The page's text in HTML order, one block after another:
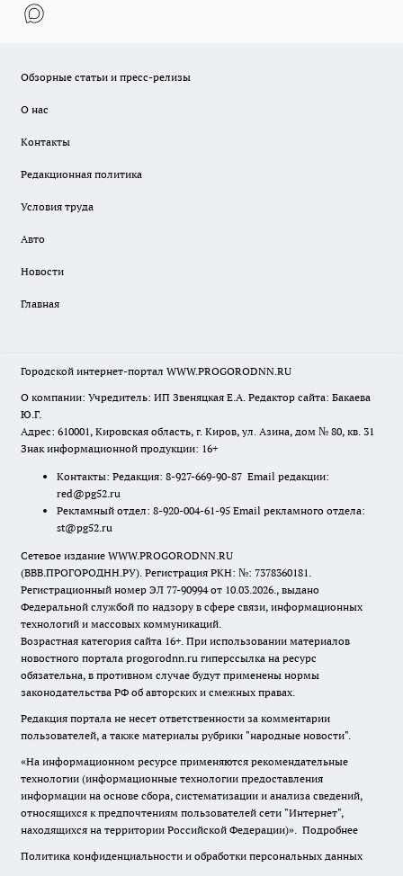
Обзорные статьи и пресс-релизы
О нас
Контакты
Редакционная политика
Условия труда
Авто
Новости
Главная
Городской интернет-портал WWW.PROGORODNN.RU
О компании: Учредитель: ИП Звеняцкая Е.А. Редактор сайта: Бакаева
Ю.Г.
Адрес: 610001, Кировская область, г. Киров, ул. Азина, дом № 80, кв. 31
Знак информационной продукции: 16+
Контакты: Редакция: 8-927-669-90-87 Email редакции:
red@pg52.ru
Рекламный отдел: 8-920-004-61-95 Email рекламного отдела:
st@pg52.ru
Сетевое издание WWW.PROGORODNN.RU
(ВВВ.ПРОГОРОДНН.РУ). Регистрация РКН: №: 7378360181.
Регистрационный номер ЭЛ 77-90994 от 10.03.2026., выдано
Федеральной службой по надзору в сфере связи, информационных
технологий и массовых коммуникаций.
Возрастная категория сайта 16+. При использовании материалов
новостного портала progorodnn.ru гиперссылка на ресурс
обязательна, в противном случае будут применены нормы
законодательства РФ об авторских и смежных правах.
Редакция портала не несет ответственности за комментарии
пользователей, а также материалы рубрики "народные новости".
«На информационном ресурсе применяются рекомендательные
технологии (информационные технологии предоставления
информации на основе сбора, систематизации и анализа сведений,
относящихся к предпочтениям пользователей сети "Интернет",
находящихся на территории Российской Федерации)». Подробнее
Политика конфиденциальности и обработки персональных данных